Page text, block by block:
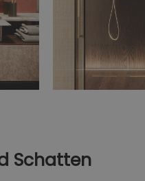
Schatten